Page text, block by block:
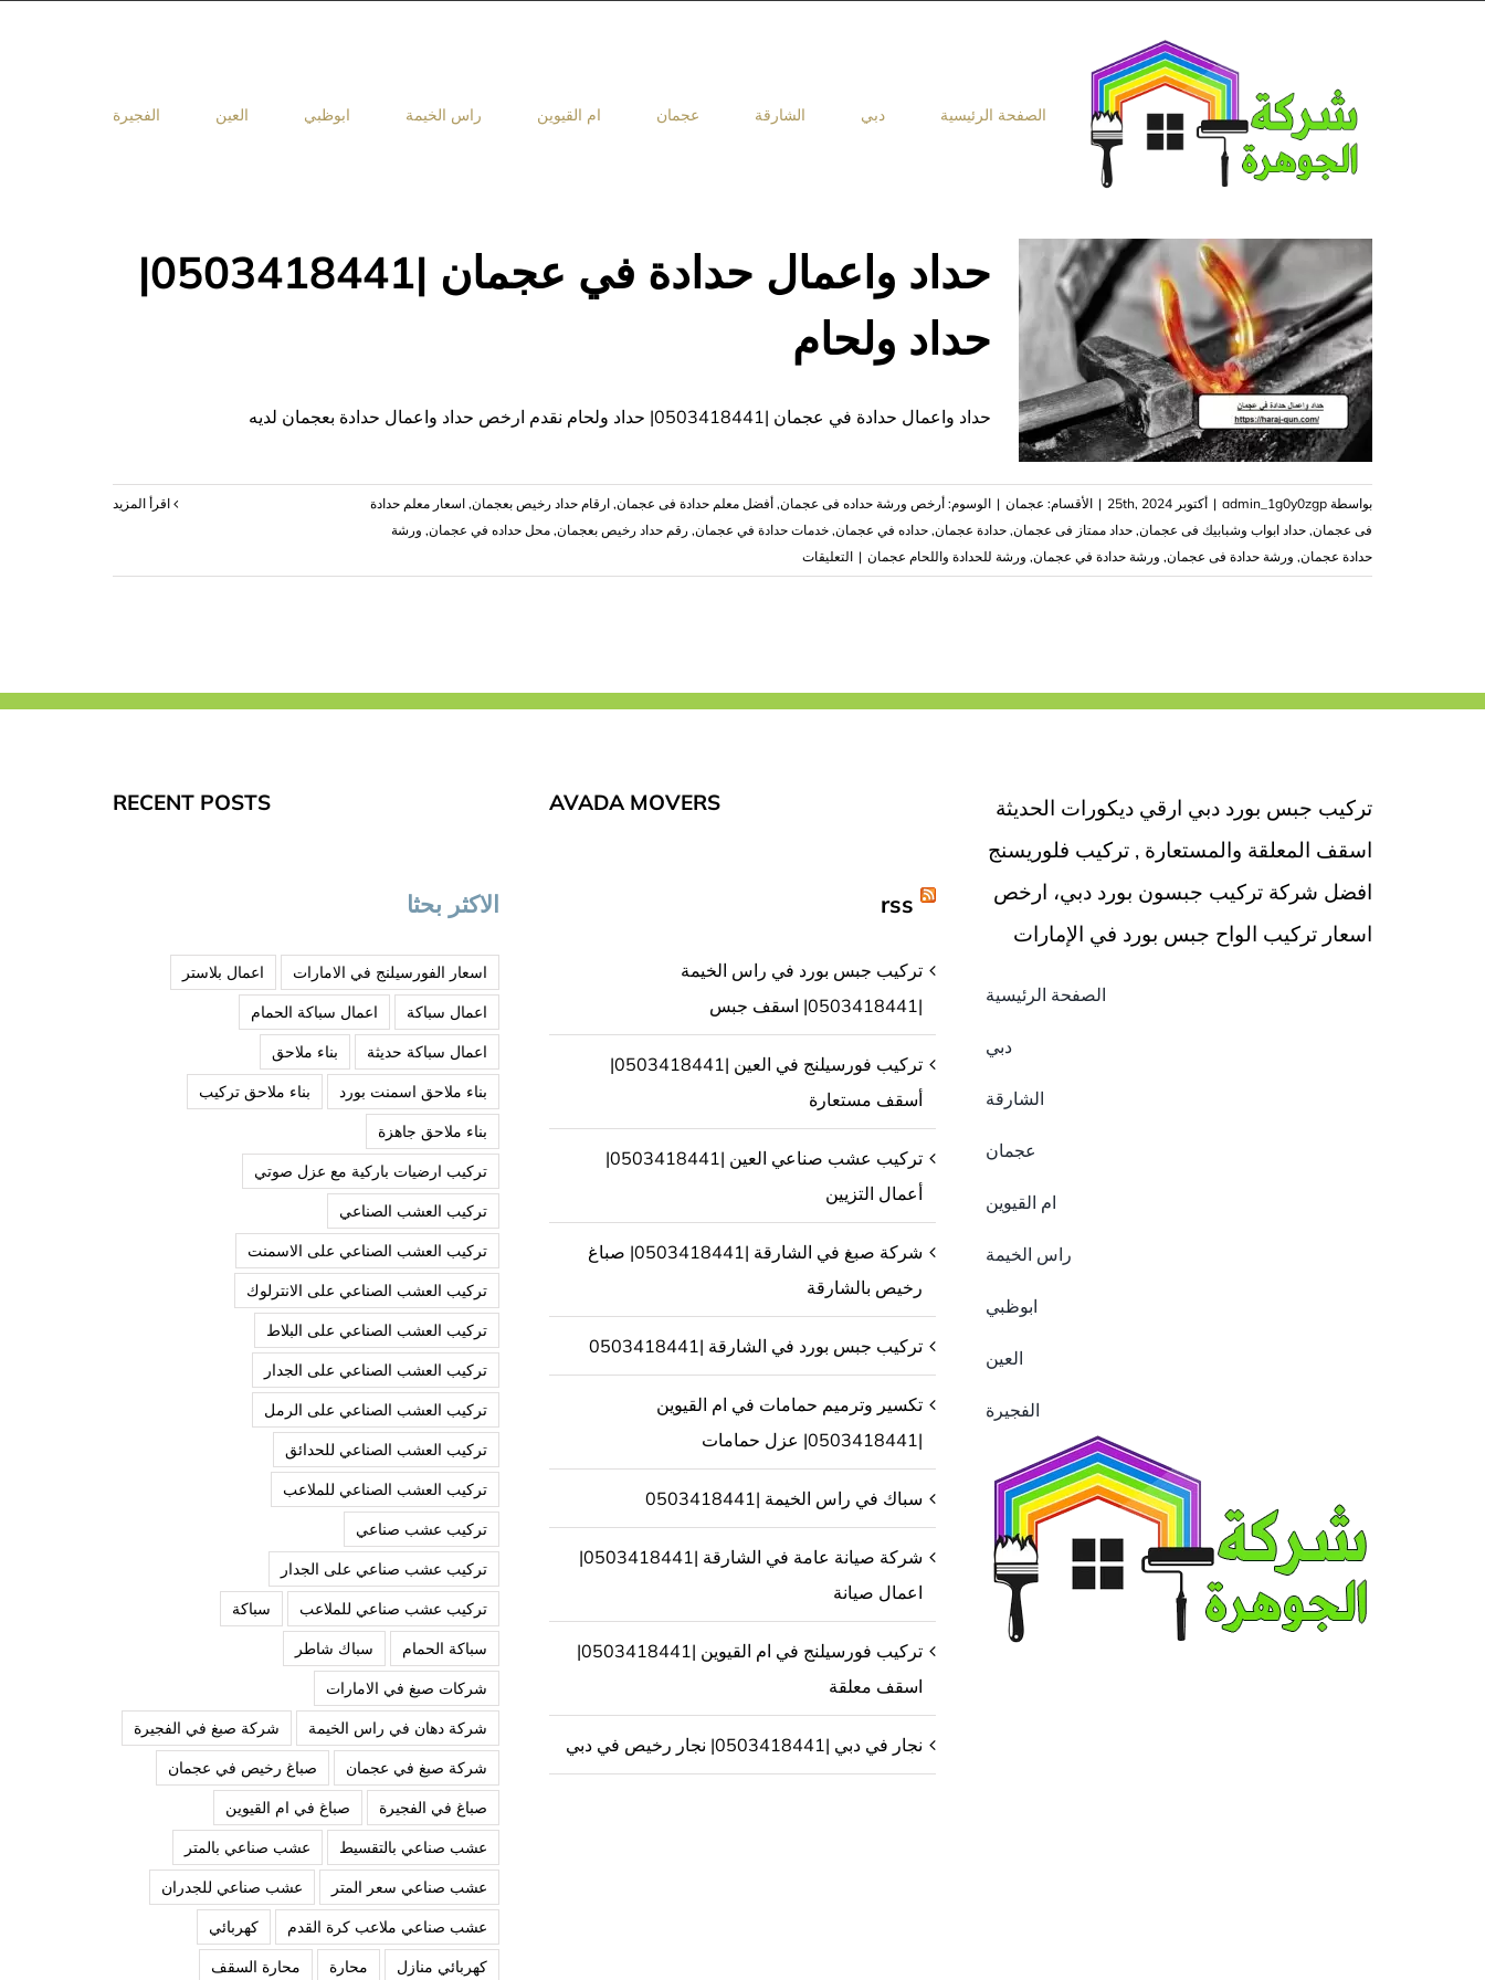
الصفحة الرئيسية دبي الشارقة عجمان ام القيوين راس الخيمة ابوظبي العين الفجيرة
حداد واعمال حدادة في عجمان |0503418441|
حداد ولحام
حداد واعمال حدادة في عجمان |0503418441| حداد ولحام نقدم ارخص حداد واعمال حدادة بعجمان لديه
بواسطة admin_1g0y0zgp
| أكتوبر 25th, 2024 | الأقسام: عجمان | الوسوم: أرخص ورشة حداده فى عجمان, ‏أفضل معلم حدادة فى عجمان, ارقام حداد رخيص بعجمان, اسعار معلم حدادة
فى عجمان, حداد ابواب وشبابيك فى عجمان, حداد ممتاز فى عجمان, حدادة عجمان, حداده في عجمان, خدمات حدادة في عجمان, رقم حداد رخيص بعجمان, محل حداده في عجمان, ورشة
حدادة عجمان, ورشة حدادة فى عجمان, ورشة حدادة في عجمان, ورشة للحدادة واللحام عجمان | التعليقاتعلى
حداد
|0503418441|
تركيب جبس بورد دبي ارقي ديكورات الحديثة
اسقف المعلقة والمستعارة , تركيب فلوريسنج
افضل شركة تركيب جبسون بورد دبي، ارخص
اسعار تركيب الواح جبس بورد في الإمارات
الصفحة الرئيسية
دبي
الشارقة
عجمان
ام القيوين
راس الخيمة
ابوظبي
العين
الفجيرة
AVADA MOVERS
rss
تركيب جبس بورد في راس الخيمة
|0503418441| اسقف جبس
تركيب فورسيلنج في العين |0503418441|
أسقف مستعارة
تركيب عشب صناعي العين |0503418441|
أعمال التزيين
شركة صبغ في الشارقة |0503418441| صباغ
رخيص بالشارقة
تركيب جبس بورد في الشارقة |0503418441
تكسير وترميم حمامات في ام القيوين
|0503418441| عزل حمامات
سباك في راس الخيمة |0503418441
شركة صيانة عامة في الشارقة |0503418441|
اعمال صيانة
تركيب فورسيلنج في ام القيوين |0503418441|
اسقف معلقة
نجار في دبي |0503418441| نجار رخيص في دبي
RECENT POSTS
الاكثر بحثا
اسعار الفورسيلنج في الامارات
اعمال بلاستر
اعمال سباكة
اعمال سباكة الحمام
اعمال سباكة حديثة
بناء ملاحق
بناء ملاحق اسمنت بورد
بناء ملاحق تركيب
بناء ملاحق جاهزة
تركيب ارضيات باركية مع عزل صوتي
تركيب العشب الصناعي
تركيب العشب الصناعي على الاسمنت
تركيب العشب الصناعي على الانترلوك
تركيب العشب الصناعي على البلاط
تركيب العشب الصناعي على الجدار
تركيب العشب الصناعي على الرمل
تركيب العشب الصناعي للحدائق
تركيب العشب الصناعي للملاعب
تركيب عشب صناعي
تركيب عشب صناعي على الجدار
تركيب عشب صناعي للملاعب
سباكة
سباكة الحمام
سباك شاطر
شركات صبغ في الامارات
شركة دهان في راس الخيمة
شركة صبغ في الفجيرة
شركة صبغ في عجمان
صباغ رخيص في عجمان
صباغ في الفجيرة
صباغ في ام القيوين
عشب صناعي بالتقسيط
عشب صناعي بالمتر
عشب صناعي سعر المتر
عشب صناعي للجدران
عشب صناعي ملاعب كرة القدم
كهربائي
كهربائي منازل
محارة محارة السقف